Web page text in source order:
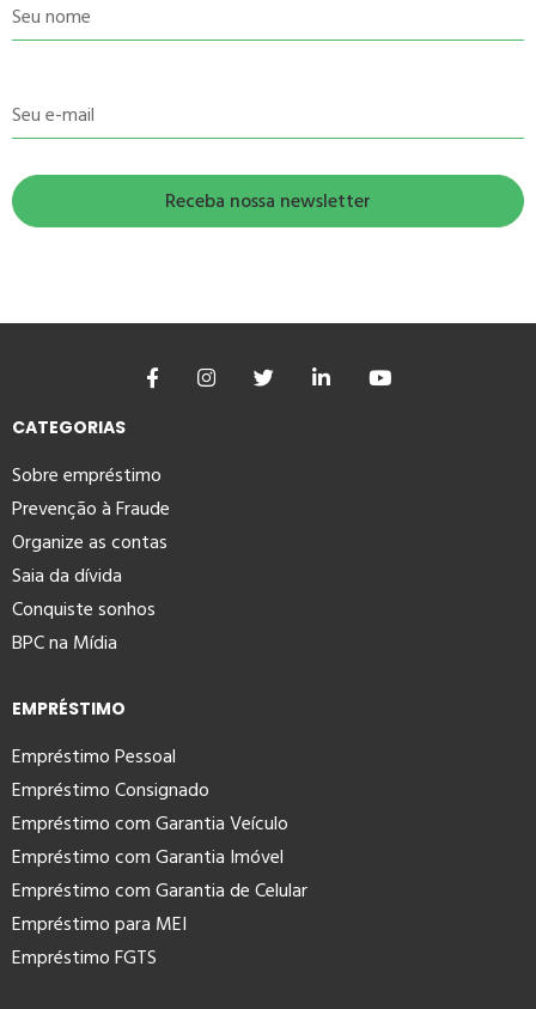
Seu nome
Seu e-mail
CATEGORIAS
Sobre empréstimo
Prevenção à Fraude
Organize as contas
Saia da dívida
Conquiste sonhos
BPC na Mídia
EMPRÉSTIMO
Empréstimo Pessoal
Empréstimo Consignado
Empréstimo com Garantia Veículo
Empréstimo com Garantia Imóvel
Empréstimo com Garantia de Celular
Empréstimo para MEI
Empréstimo FGTS